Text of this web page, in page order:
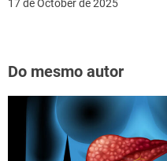
17 de October de 2025
Do mesmo autor